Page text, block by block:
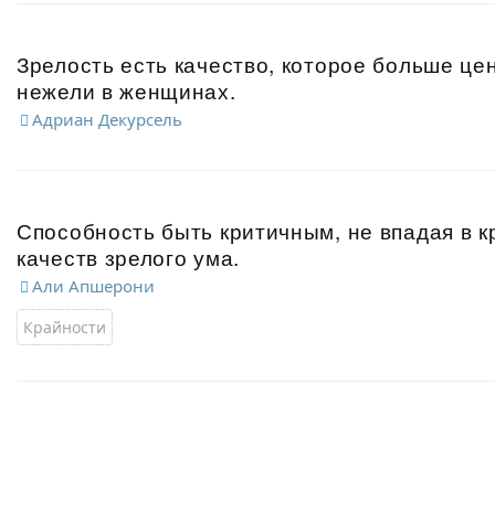
Зрелость есть качество, которое больше
нежели в женщинах.
Адриан Декурсель
Способность быть критичным, не впадая в
качеств зрелого ума.
Али Апшерони
Крайности